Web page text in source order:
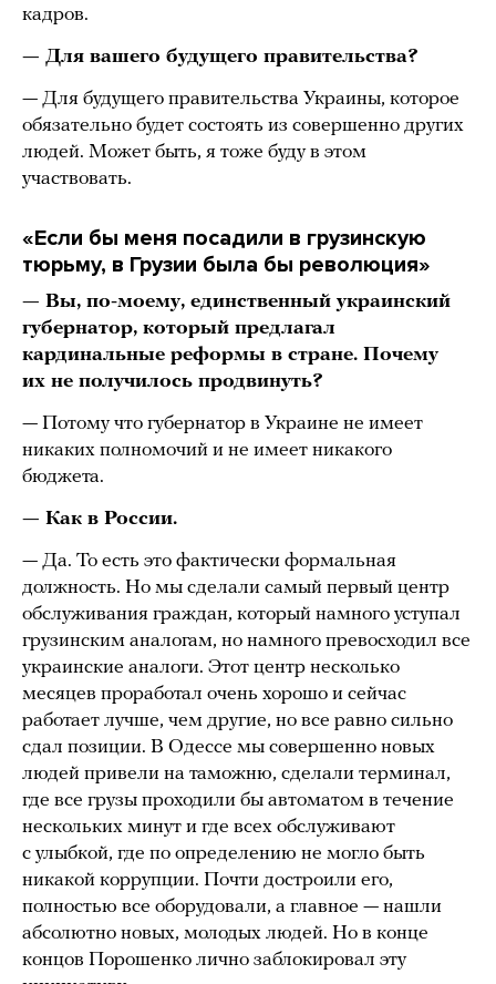
кадров.
— Для вашего будущего правительства?
— Для будущего правительства Украины, которое
обязательно будет состоять из совершенно других
людей. Может быть, я тоже буду в этом
участвовать.
«Если бы меня посадили в грузинскую
тюрьму, в Грузии была бы революция»
— Вы, по-моему, единственный украинский
губернатор, который предлагал
кардинальные реформы в стране. Почему
их не получилось продвинуть?
— Потому что губернатор в Украине не имеет
никаких полномочий и не имеет никакого
бюджета.
— Как в России.
— Да. То есть это фактически формальная
должность. Но мы сделали самый первый центр
обслуживания граждан, который намного уступал
грузинским аналогам, но намного превосходил все
украинские аналоги. Этот центр несколько
месяцев проработал очень хорошо и сейчас
работает лучше, чем другие, но все равно сильно
сдал позиции. В Одессе мы совершенно новых
людей привели на таможню, сделали терминал,
где все грузы проходили бы автоматом в течение
нескольких минут и где всех обслуживают
с улыбкой, где по определению не могло быть
никакой коррупции. Почти достроили его,
полностью все оборудовали, а главное — нашли
абсолютно новых, молодых людей. Но в конце
концов Порошенко лично заблокировал эту